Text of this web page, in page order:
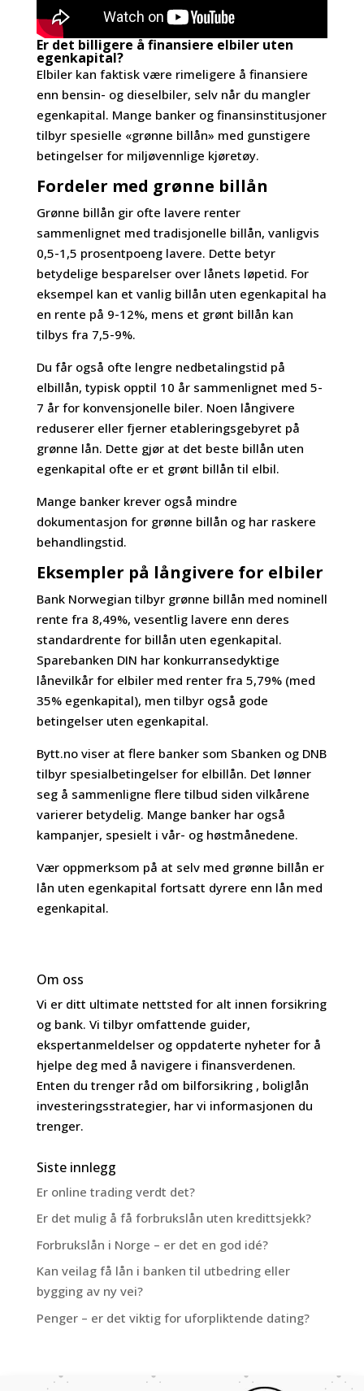
Er det billigere å finansiere elbiler uten
egenkapital?
Elbiler kan faktisk være rimeligere å finansiere
enn bensin- og dieselbiler, selv når du mangler
egenkapital. Mange banker og finansinstitusjoner
tilbyr spesielle «grønne billån» med gunstigere
betingelser for miljøvennlige kjøretøy.
Fordeler med grønne billån
Grønne billån gir ofte lavere renter
sammenlignet med tradisjonelle billån, vanligvis
0,5-1,5 prosentpoeng lavere. Dette betyr
betydelige besparelser over lånets løpetid. For
eksempel kan et vanlig billån uten egenkapital ha
en rente på 9-12%, mens et grønt billån kan
tilbys fra 7,5-9%.
Du får også ofte lengre nedbetalingstid på
elbillån, typisk opptil 10 år sammenlignet med 5-
7 år for konvensjonelle biler. Noen långivere
reduserer eller fjerner etableringsgebyret på
grønne lån. Dette gjør at det beste billån uten
egenkapital ofte er et grønt billån til elbil.
Mange banker krever også mindre
dokumentasjon for grønne billån og har raskere
behandlingstid.
Eksempler på långivere for elbiler
Bank Norwegian tilbyr grønne billån med nominell
rente fra 8,49%, vesentlig lavere enn deres
standardrente for billån uten egenkapital.
Sparebanken DIN har konkurransedyktige
lånevilkår for elbiler med renter fra 5,79% (med
35% egenkapital), men tilbyr også gode
betingelser uten egenkapital.
Bytt.no viser at flere banker som Sbanken og DNB
tilbyr spesialbetingelser for elbillån. Det lønner
seg å sammenligne flere tilbud siden vilkårene
varierer betydelig. Mange banker har også
kampanjer, spesielt i vår- og høstmånedene.
Vær oppmerksom på at selv med grønne billån er
lån uten egenkapital fortsatt dyrere enn lån med
egenkapital.
Om oss
Vi er ditt ultimate nettsted for alt innen forsikring
og bank. Vi tilbyr omfattende guider,
ekspertanmeldelser og oppdaterte nyheter for å
hjelpe deg med å navigere i finansverdenen.
Enten du trenger råd om bilforsikring , boliglån
investeringsstrategier, har vi informasjonen du
trenger.
Siste innlegg
Er online trading verdt det?
Er det mulig å få forbrukslån uten kredittsjekk?
Forbrukslån i Norge – er det en god idé?
Kan veilag få lån i banken til utbedring eller
bygging av ny vei?
Penger – er det viktig for uforpliktende dating?